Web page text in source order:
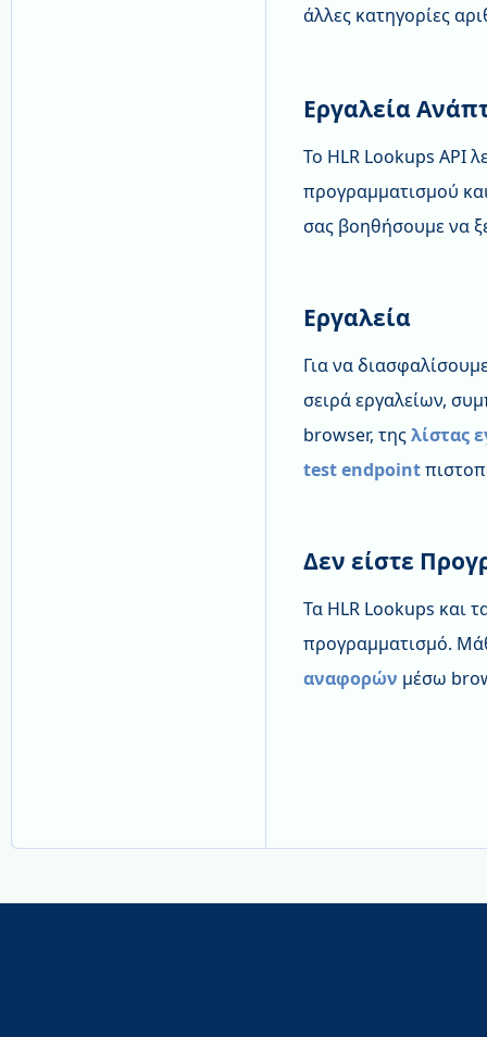
άλλες κατηγορίες
Εργαλεία
Το HLR Lookups API
προγραμματισμού
σας βοηθήσουμε να
Εργαλεία
Για να
σειρά εργαλείων,
browser, τηςλίστας
test endpoint
Δεν είστε
Τα HLR Lookups και
προγραμματισμό.
αναφορών μέσω